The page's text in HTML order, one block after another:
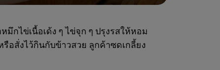
กไข่เนื้อเด้ง ๆ ไข่จุก ๆ ปรุงรสให้หอม
อสั่งไว้กินกับข้าวสวย ลูกค้าซดเกลี้ยง